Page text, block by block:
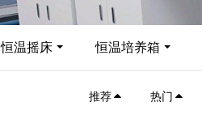
恒温摇床 恒温培养箱
推荐 热门